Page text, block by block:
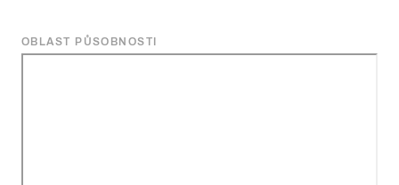
OBLAST PŮSOBNOSTI